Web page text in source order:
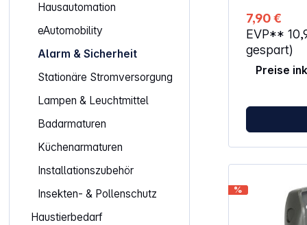
Hausautomation
eAutomobility
Alarm & Sicherheit
Stationäre Stromversorgung
Lampen & Leuchtmittel
Badarmaturen
Küchenarmaturen
Installationszubehör
Insekten- & Pollenschutz
Haustierbedarf
individuell
und
3 mm
Gepäck-
Individuell
Bügelmaße: 3
7,90 €
EVP**
gespart)
Preise
%